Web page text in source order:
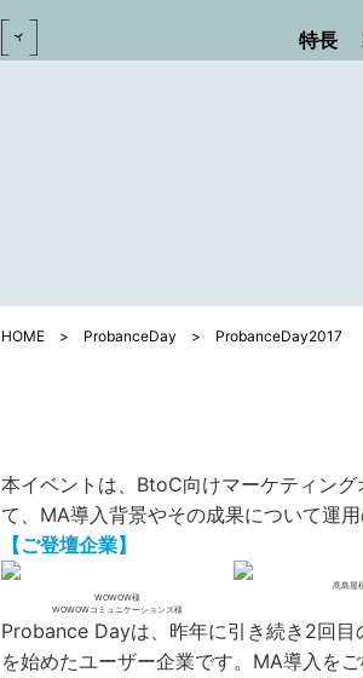
特長
HOME > ProbanceDay > ProbanceDay2017
本イベントは、BtoC向けマーケティン
て、MA導入背景やその成果について運
【ご登壇企業】
WOWOW様
WOWOWコミュニケーションズ様
髙島屋
Probance Dayは、昨年に引き続き2回
を始めたユーザー企業です。MA導入を